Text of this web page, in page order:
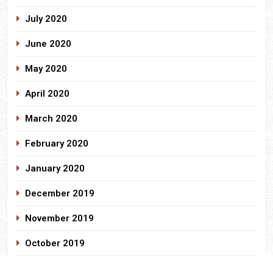
July 2020
June 2020
May 2020
April 2020
March 2020
February 2020
January 2020
December 2019
November 2019
October 2019